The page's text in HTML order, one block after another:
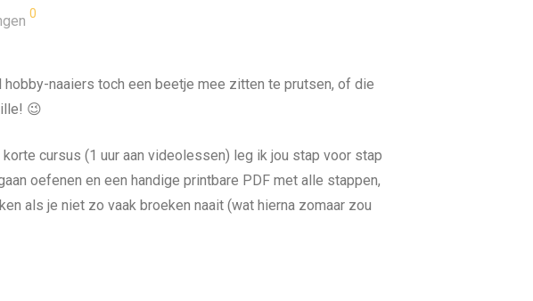
0
naaiers toch een beetje mee zitten te prutsen, of die
😉
cursus (1 uur aan videolessen) leg ik jou stap voor stap
oefenen en een handige printbare PDF met alle stappen,
als je niet zo vaak broeken naait (wat hierna zomaar zou